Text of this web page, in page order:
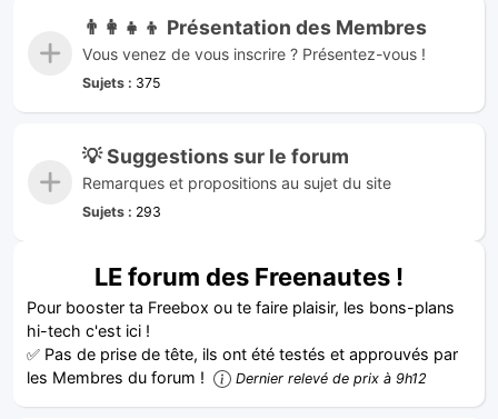
👨‍👩‍👧‍👦 Présentation des Membres
Vous venez de vous inscrire ? Présentez-vous !
Sujets : 375
💡 Suggestions sur le forum
Remarques et propositions au sujet du site
Sujets : 293
LE forum des Freenautes !
Pour booster ta Freebox ou te faire plaisir, les bons-plans
hi-tech c'est ici !
✅ Pas de prise de tête, ils ont été testés et approuvés par
les Membres du forum !
Dernier relevé de prix à 9h12